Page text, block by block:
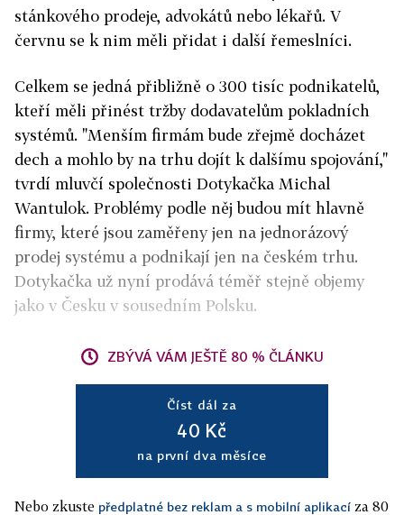
stánkového prodeje, advokátů nebo lékařů. V
červnu se k nim měli přidat i další řemeslníci.
Celkem se jedná přibližně o 300 tisíc podnikatelů,
kteří měli přinést tržby dodavatelům pokladních
systémů. "Menším firmám bude zřejmě docházet
dech a mohlo by na trhu dojít k dalšímu spojování,"
tvrdí mluvčí společnosti Dotykačka Michal
Wantulok. Problémy podle něj budou mít hlavně
firmy, které jsou zaměřeny jen na jednorázový
prodej systému a podnikají jen na českém trhu.
Dotykačka už nyní prodává téměř stejně objemy
jako v Česku v sousedním Polsku.
ZBÝVÁ VÁM JEŠTĚ 80 % ČLÁNKU
Číst dál za
40 Kč
na první dva měsíce
Nebo zkuste předplatné bez reklam a s mobilní aplikací za 80